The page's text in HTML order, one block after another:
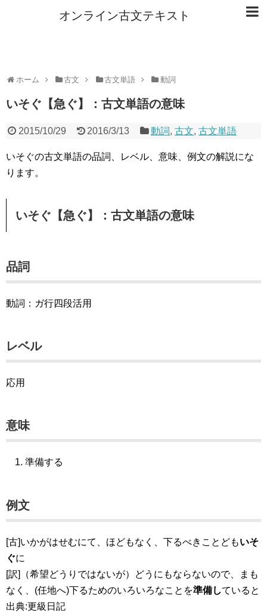
オンライン古文テキスト
ホーム 古文 古文単語 動詞
いそぐ【急ぐ】：古文単語の意味
2015/10/29 2016/3/13 動詞,古文,古文単語
いそぐの古文単語の品詞、レベル、意味、例文の解説にな
ります。
いそぐ【急ぐ】：古文単語の意味
品詞
動詞：ガ行四段活用
レベル
応用
意味
準備する
例文
[古]いかがはせむにて、ほどもなく、下るべきことどもいそ
ぐに
[訳]（希望どうりではないが）どうにもならないので、まも
なく、(任地へ)下るためのいろいろなことを準備していると
出典:更級日記